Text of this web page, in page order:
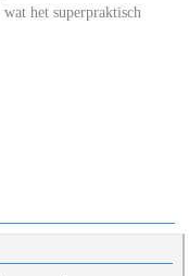
het superpraktisch